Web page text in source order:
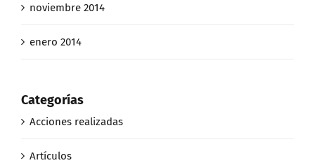
noviembre 2014
enero 2014
Categorías
Acciones realizadas
Artículos